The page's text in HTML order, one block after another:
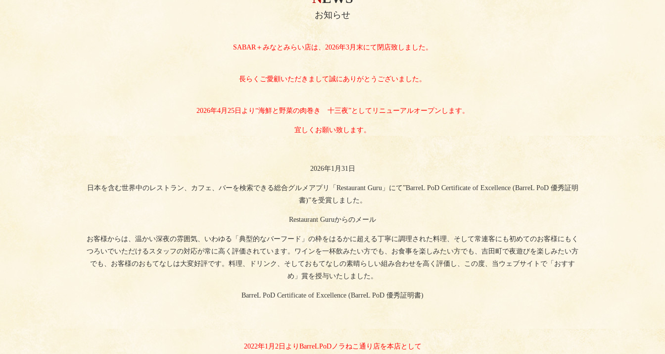
お知らせ
SABAR＋みなとみらい店は、2026年3月末にて閉店致しました。
長らくご愛顧いただきまして誠にありがとうございました。
2026年4月25日より“海鮮と野菜の肉巻き 十三夜”としてリニューアルオープンします。
宜しくお願い致します。
2026年1月31日
日本を含む世界中のレストラン、カフェ、バーを検索できる総合グルメアプリ「Restaurant Guru」にて”BarreL PoD Certificate of Excellence (BarreL PoD 優秀証明
書)”を受賞しました。
Restaurant Guruからのメール
お客様からは、温かい深夜の雰囲気、いわゆる「典型的なバーフード」の枠をはるかに超える丁寧に調理された料理、そして常連客にも初めてのお客様にもく
つろいでいただけるスタッフの対応が常に高く評価されています。ワインを一杯飲みたい方でも、お食事を楽しみたい方でも、吉田町で夜遊びを楽しみたい方
でも、お客様のおもてなしは大変好評です。料理、ドリンク、そしておもてなしの素晴らしい組み合わせを高く評価し、この度、当ウェブサイトで「おすす
め」賞を授与いたしました。
BarreL PoD Certificate of Excellence (BarreL PoD 優秀証明書)
2022年1月2日よりBarreLPoDノラねこ通り店を本店として